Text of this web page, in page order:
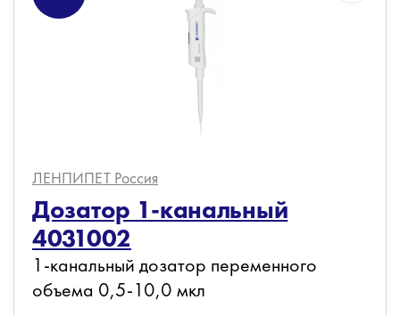
ЛЕНПИПЕТ Россия
Дозатор 1-канальный
4031002
1-канальный дозатор переменного
объема 0,5-10,0 мкл